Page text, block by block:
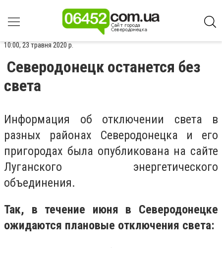
10:00, 23 травня 2020 р.
Северодонецк останется без
света
Информация об отключении света в
разных районах Северодонецка и его
пригородах была опубликована на сайте
Луганского энергетического
объединения.
Так, в течение июня в Северодонецке
ожидаются плановые отключения света: